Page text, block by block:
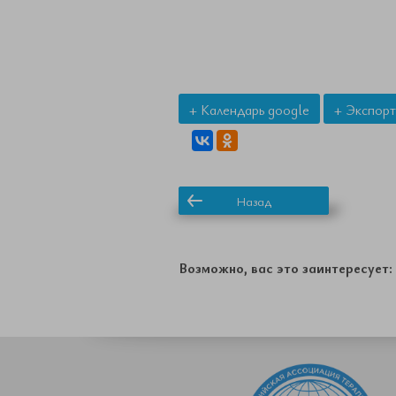
+ Календарь google +
Назад
Возможно, вас это заинтересует: